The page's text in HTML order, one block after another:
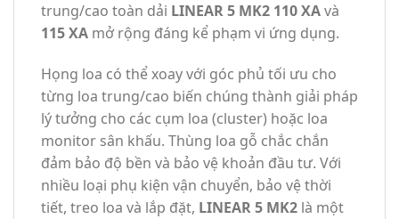
trung/cao toàn dải LINEAR 5 MK2 110 XAvà
115 XA mở rộng đáng kể phạm vi ứng dụng.
Họng loa có thể xoay với góc phủ tối ưu cho
từng loa trung/cao biến chúng thành giải pháp
lý tưởng cho các cụm loa (cluster) hoặc loa
monitor sân khấu. Thùng loa gỗ chắc chắn
đảm bảo độ bền và bảo vệ khoản đầu tư. Với
nhiều loại phụ kiện vận chuyển, bảo vệ thời
tiết, treo loa và lắp đặt, LINEAR 5 MK2 là một